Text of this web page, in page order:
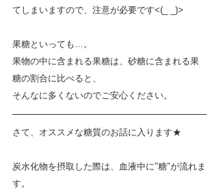
てしまいますので、注意が必要です<(_ _)>
果糖といっても…。
果物の中に含まれる果糖は、砂糖に含まれる果
糖の割合に比べると、
そんなに多くないのでご安心ください。
さて、オススメな糖質のお話に入ります★
炭水化物を摂取した際は、血液中に″糖″が流れま
す。